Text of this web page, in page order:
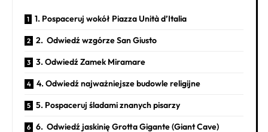
1. Pospaceruj wokół Piazza Unità d’Italia
2. Odwiedź wzgórze San Giusto
3. Odwiedź Zamek Miramare
4. Odwiedź najważniejsze budowle religijne
5. Pospaceruj śladami znanych pisarzy
6. Odwiedź jaskinię Grotta Gigante (Giant Cave)